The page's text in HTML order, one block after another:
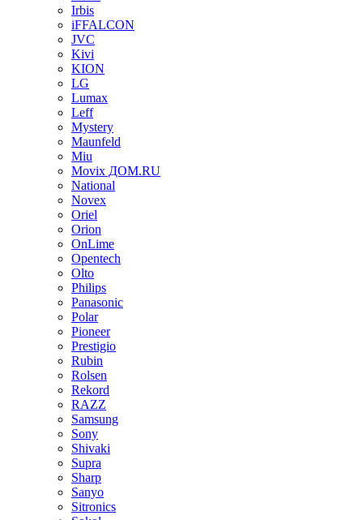
Irbis
iFFALCON
JVC
Kivi
KION
LG
Lumax
Leff
Mystery
Maunfeld
Miu
Movix ДОМ.RU
National
Novex
Oriel
Orion
OnLime
Opentech
Olto
Philips
Panasonic
Polar
Pioneer
Prestigio
Rubin
Rolsen
Rekord
RAZZ
Samsung
Sony
Shivaki
Supra
Sharp
Sanyo
Sitronics